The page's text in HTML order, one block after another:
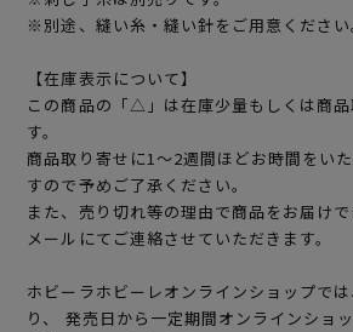
※別途、縫い糸・縫い針をご用意ください
【在庫表示について】
この商品の「△」は在庫少量もしくは商
す。
商品取り寄せに1～2週間ほどお時間をい
すので予めご了承ください。
また、売り切れ等の理由で商品をお届け
メールにてご連絡させていただきます。
ホビーラホビーレオンラインショップで
り、 発売日から一定期間オンラインショ